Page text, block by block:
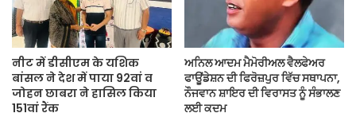
नीट में डीसीएम के यशिक
बांसल ने देश में पाया 92वां व
जोहन छाबरा ने हासिल किया
151वां रैंक
ਅਨਿਲ ਆਦਮ ਮੈਮੋਰੀਅਲ ਵੈਲਫੇਅਰ
ਫਾਊਂਡੇਸ਼ਨ ਦੀ ਫਿਰੋਜ਼ਪੁਰ ਵਿੱਚ ਸਥਾਪਨਾ,
ਨੌਜਵਾਨ ਸ਼ਾਇਰ ਦੀ ਵਿਰਾਸਤ ਨੂੰ ਸੰਭਾਲਣ
ਲਈ ਕਦਮ